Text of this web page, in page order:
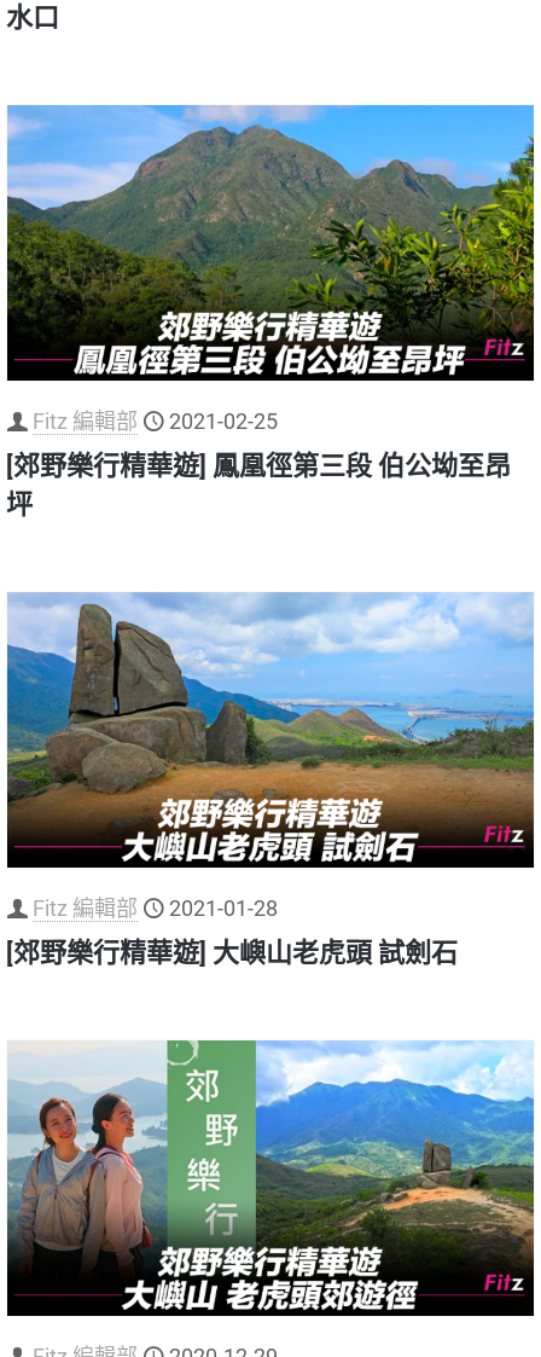
水口
Fitz 編輯部 2021-02-25
[郊野樂行精華遊] 鳳凰徑第三段 伯公坳至昂
坪
Fitz 編輯部 2021-01-28
[郊野樂行精華遊] 大嶼山老虎頭 試劍石